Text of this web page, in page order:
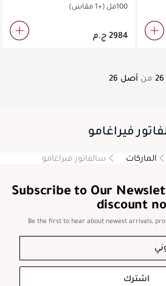
100مل (+1 مقاس)
26 من أصل
فيراغامو
الماركات سالفاتور فيراغامو
Subscribe to Our
discount
Be the first to hear about newest arrivals,
اشترك